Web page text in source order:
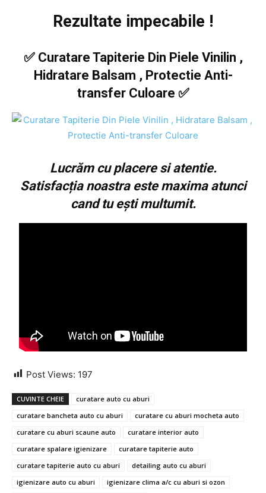
Rezultate impecabile !
✅ Curatare Tapiterie Din Piele Vinilin ,
Hidratare Balsam , Protectie Anti-
transfer Culoare ✅
Lucrăm cu placere si atentie.
Satisfacția noastra este maxima atunci
cand tu ești multumit.
Post Views: 197
CUVINTE CHEIE
curatare auto cu aburi
curatare bancheta auto cu aburi
curatare cu aburi mocheta auto
curatare cu aburi scaune auto
curatare interior auto
curatare spalare igienizare
curatare tapiterie auto
curatare tapiterie auto cu aburi
detailing auto cu aburi
igienizare auto cu aburi
igienizare clima a/c cu aburi si ozon